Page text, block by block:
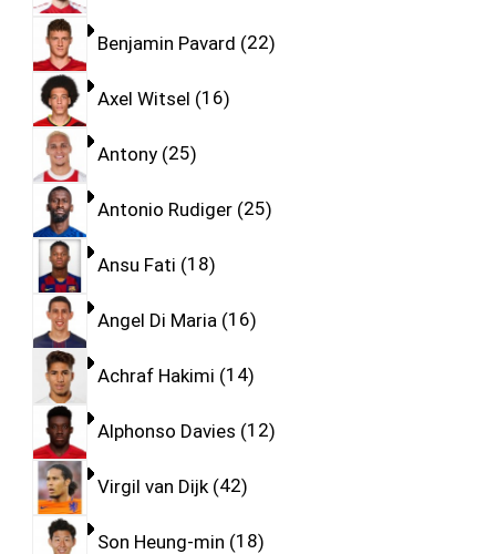
Benjamin Pavard 22
Axel Witsel 16
Antony 25
Antonio Rudiger 25
Ansu Fati 18
Angel Di Maria 16
Achraf Hakimi 14
Alphonso Davies 12
Virgil van Dijk 42
Son Heung-min 18